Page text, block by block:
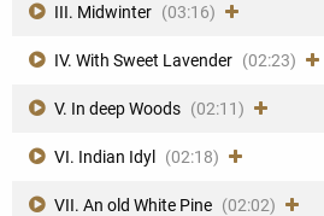
III. Midwinter (03:16)
IV. With Sweet Lavender (02:23)
V. In deep Woods (02:11)
VI. Indian Idyl (02:18)
VII. An old White Pine (02:02)